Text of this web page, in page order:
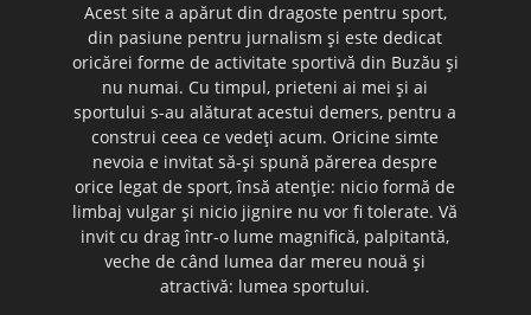
Acest site a apărut din dragoste pentru sport,
din pasiune pentru jurnalism şi este dedicat
oricărei forme de activitate sportivă din Buzău şi
nu numai. Cu timpul, prieteni ai mei şi ai
sportului s-au alăturat acestui demers, pentru a
construi ceea ce vedeţi acum. Oricine simte
nevoia e invitat să-şi spună părerea despre
orice legat de sport, însă atenţie: nicio formă de
limbaj vulgar şi nicio jignire nu vor fi tolerate. Vă
invit cu drag într-o lume magnifică, palpitantă,
veche de când lumea dar mereu nouă şi
atractivă: lumea sportului.